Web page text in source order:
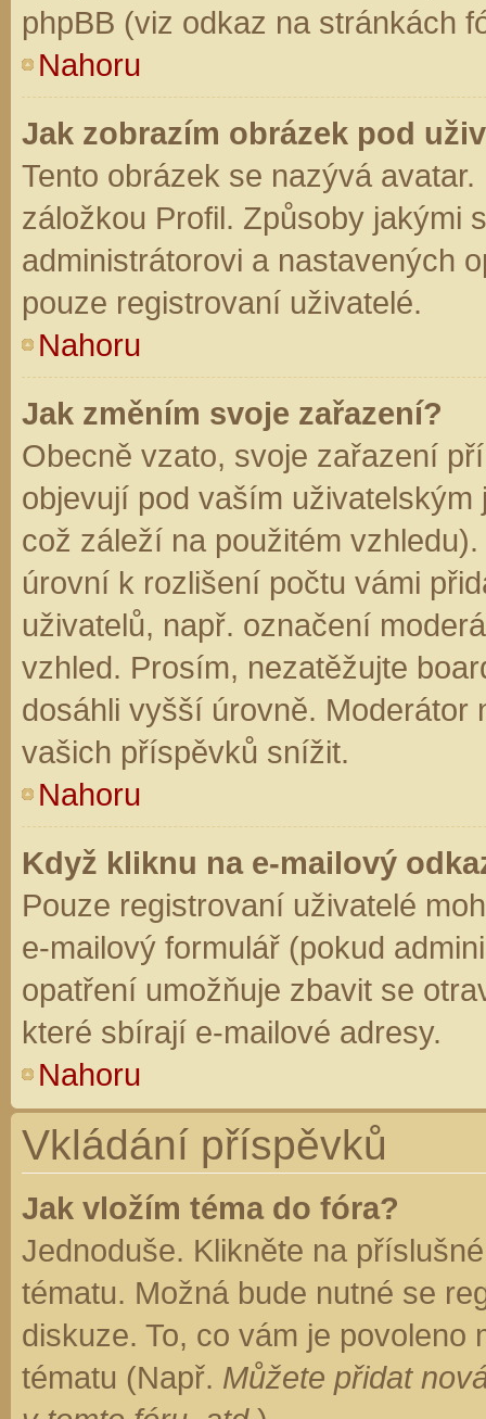
phpBB (viz odkaz na stránkách
Nahoru
Jak zobrazím obrázek pod
Tento obrázek se nazývá
záložkou Profil. Způsoby jakými
administrátorovi a nastavených
pouze registrovaní uživatelé.
Nahoru
Jak změním svoje zařazení?
Obecně vzato, svoje zařazení
objevují pod vaším
což záleží na použitém
úrovní k rozlišení počtu vámi
uživatelů, např. označení
vzhled. Prosím, nezatěžujte
dosáhli vyšší úrovně. Moderátor
vašich příspěvků snížit.
Nahoru
Když kliknu na e-mailový
Pouze registrovaní uživatelé
e-mailový formulář (pokud
opatření umožňuje zbavit se
které sbírají e-mailové adresy.
Nahoru
Vkládání příspěvků
Jak vložím téma do fóra?
Jednoduše. Klikněte na
tématu. Možná bude nutné se
diskuze. To, co vám je
tématu (Např. Můžete přidat